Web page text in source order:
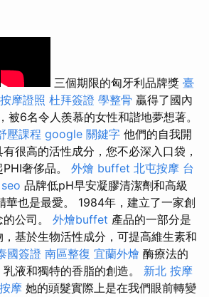
三個期限的匈牙利品牌獎 臺
摩證照 杜拜簽證 學整骨 贏得了國內
被6名令人羨慕的女性和諧地夢想著。
壓課程 google 關鍵字 他們的自我開
很高的活性成分，您不必深入口袋，
奢侈品。 外燴 buffet 北屯按摩 台
品牌低pH早安凝膠清潔劑和高級
華也是最愛。 1984年，建立了一家創
公司。 外燴buffet 產品的一部分是
基於生物活性成分，可提高維生素和
國簽證 南區整復 宜蘭外燴 酶療法的
液和獨特的香脂的創造。 新北 按摩
摩 她的頭髮實際上是在我們眼前轉變